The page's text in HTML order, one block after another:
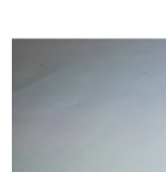
0,0